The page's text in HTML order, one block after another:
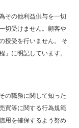
その他利益供与を一切
切受けません。顧客や
授受を行いません。 そ
」に明記しています。
の職務に関して知った
買等に関する行為規範
用を確保するよう努め